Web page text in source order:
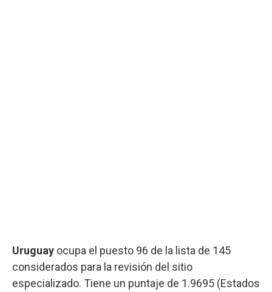
Uruguay ocupa el puesto 96 de la lista de 145
considerados para la revisión del sitio
especializado. Tiene un puntaje de 1.9695 (Estados